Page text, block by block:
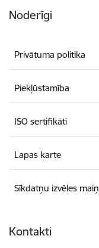
Noderīgi
Privātuma politika
Piekļūstamība
ISO sertifikāti
Lapas karte
Sīkdatņu izvēles
Kontakti